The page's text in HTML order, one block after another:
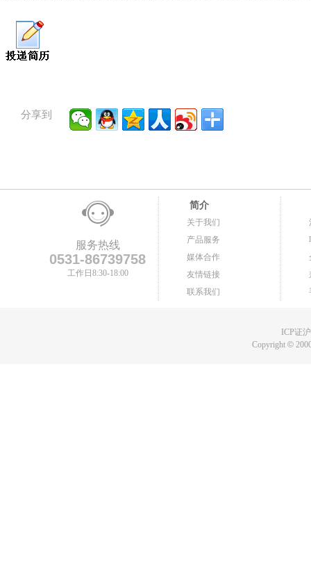
分享到
服务热线
0531-86739758
工作日8:30-18:00
简介
关于我们
产品服务
媒体合作
友情链接
联系我们
ICP证
Copyright©